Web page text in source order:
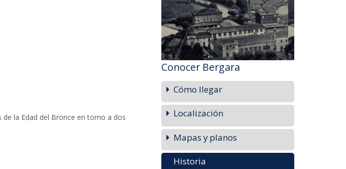
la Edad del Bronce en torno a dos
Conocer Bergara
Cómo llegar
Localización
Mapas y planos
Historia